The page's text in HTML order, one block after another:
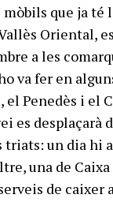
mòbils que ja té
Oriental,
a les
va fer en
Penedès i el
es desplaçarà
triats: un dia hi
una de
de caixer